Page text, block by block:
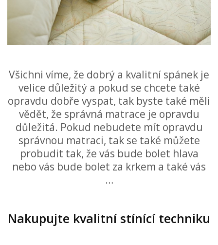
Všichni víme, že dobrý a kvalitní spánek je
velice důležitý a pokud se chcete také
opravdu dobře vyspat, tak byste také měli
vědět, že správná matrace je opravdu
důležitá. Pokud nebudete mít opravdu
správnou matraci, tak se také můžete
probudit tak, že vás bude bolet hlava
nebo vás bude bolet za krkem a také vás
…
Nakupujte kvalitní stínící techniku